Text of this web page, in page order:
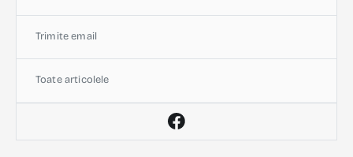
Trimite email
Toate articolele